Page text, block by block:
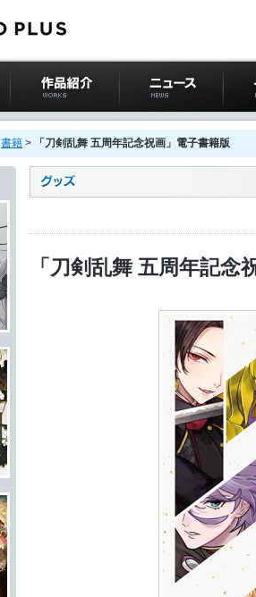
作品紹介 ニュース イベ
書籍 > 「刀剣乱舞 五周年記念祝画」電子書籍版
「刀剣乱舞 五周年記念